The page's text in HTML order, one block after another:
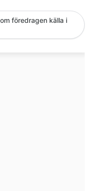
föredragen källa i